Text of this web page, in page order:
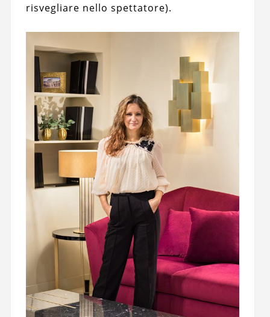
risvegliare nello spettatore).